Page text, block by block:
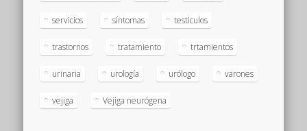
servicios síntomas testiculos
trastornos tratamiento trtamientos
urinaria urología urólogo varones
vejiga Vejiga neurógena